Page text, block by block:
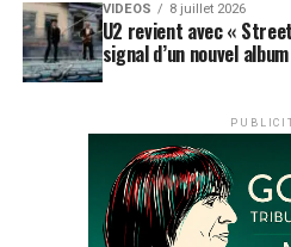
VIDEOS 8 juillet 2026
U2 revient avec «
signal d’un nouvel